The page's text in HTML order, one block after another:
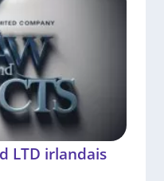
LTD irlandais